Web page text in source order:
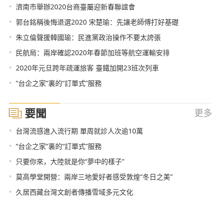
• 濟南市舉辦2020台商臺屬迎新春聯誼會
• 郭台銘稱後悔退選2020 宋楚瑜：先讓老師傅打好基礎
• 朱立倫聲援韓國瑜：民進黨政治操作不要太誇張
• 民航局：兩岸確認2020年春節加班等航空運輸安排
• 2020年元旦跨年疏運旅客 臺鐵加開23班次列車
• “台企之家”裏的“訂單式”服務
要聞 更多
• 台灣流感進入流行期 單周就診人次逾10萬
• “台企之家”裏的“訂單式”服務
• 只要你來，大陸就是你“夢中的樣子”
• 莫高學堂開營：兩岸三地愛好者感受敦煌“冬日之美”
• 久居西藏台灣文創者傳播雪域多元文化